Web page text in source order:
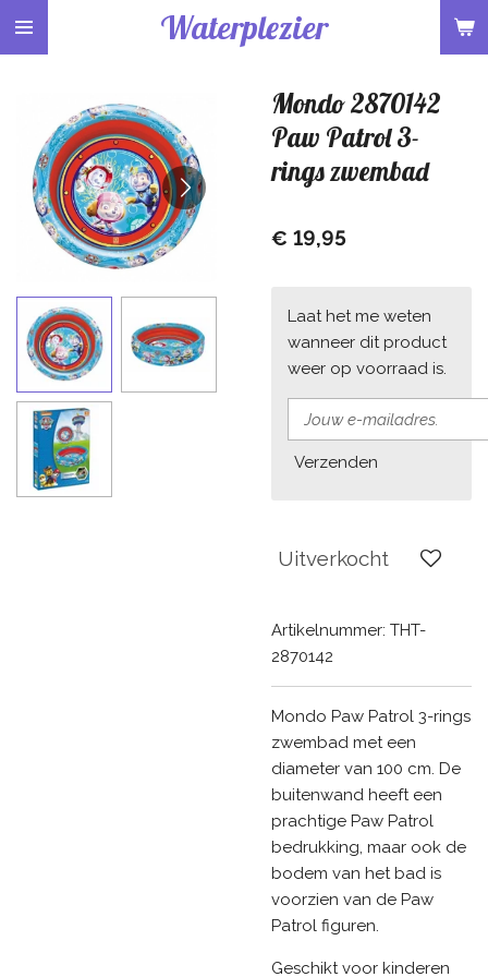
Ga
hoofdinhoud
Waterplezier
Mondo 2870142
Paw Patrol 3-
rings zwembad
€ 19,95
Laat het me weten
wanneer dit product
weer op voorraad is.
Verzenden
Uitverkocht
Artikelnummer: THT-
2870142
Mondo Paw Patrol 3-rings
zwembad met een
diameter van 100 cm. De
buitenwand heeft een
prachtige Paw Patrol
bedrukking, maar ook de
bodem van het bad is
voorzien van de Paw
Patrol figuren.
Geschikt voor kinderen